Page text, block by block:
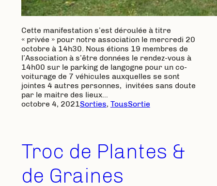
Cette manifestation s’est déroulée à titre
« privée » pour notre association le mercredi 20
octobre à 14h30. Nous étions 19 membres de
l’Association à s’être données le rendez-vous à
14h00 sur le parking de langogne pour un co-
voiturage de 7 véhicules auxquelles se sont
jointes 4 autres personnes, invitées sans doute
par le maitre des lieux…
octobre 4, 2021Sorties, TousSortie
Troc de Plantes &
de Graines